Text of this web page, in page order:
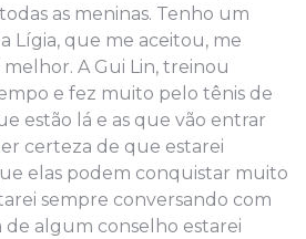
as meninas. Tenho um
Lígia, que me aceitou, me
A Gui Lin, treinou
e fez muito pelo tênis de
estão lá e as que vão entrar
certeza de que estarei
elas podem conquistar muito
sempre conversando com
de algum conselho estarei